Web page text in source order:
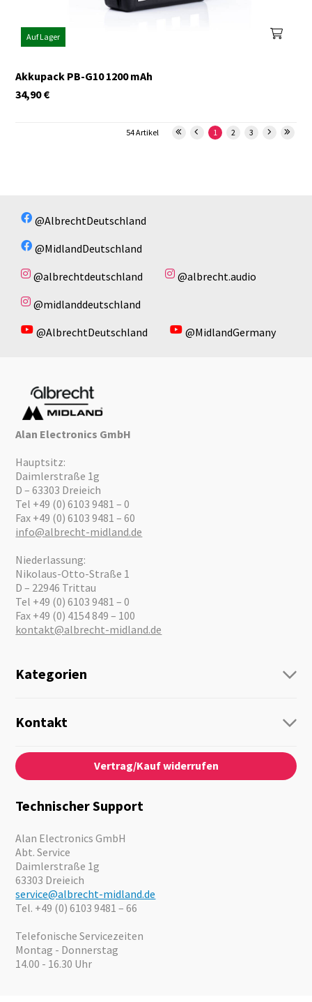
Auf Lager
Akkupack PB-G10 1200 mAh
€
34,90
1 2 3
54 Artikel
@AlbrechtDeutschland
@MidlandDeutschland
@albrechtdeutschland
@albrecht.audio
@midlanddeutschland
@AlbrechtDeutschland
@MidlandGermany
Alan Electronics GmbH
Hauptsitz:
Daimlerstraße 1g
D – 63303 Dreieich
Tel +49 (0) 6103 9481 – 0
Fax +49 (0) 6103 9481 – 60
info@albrecht-midland.de
Niederlassung:
Nikolaus-Otto-Straße 1
D – 22946 Trittau
Tel +49 (0) 6103 9481 – 0
Fax +49 (0) 4154 849 – 100
kontakt@albrecht-midland.de
Kategorien
Personenführung
Audio
Notfallvorsorge
Motorrad
Angebote
Kontakt
Kontaktformular
Über Uns
News
Kataloge
Vertrag/Kauf widerrufen
Technischer Support
Alan Electronics GmbH
Abt. Service
Daimlerstraße 1g
63303 Dreieich
service@albrecht-midland.de
Tel. +49 (0) 6103 9481 – 66
Telefonische Servicezeiten
Montag - Donnerstag
14.00 - 16.30 Uhr